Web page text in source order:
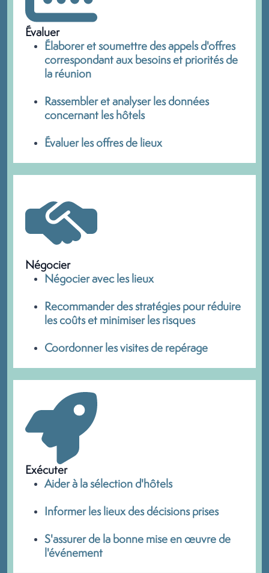
Évaluer
Élaborer et soumettre des appels d'offres
correspondant aux besoins et priorités de
la réunion
Rassembler et analyser les données
concernant les hôtels
Évaluer les offres de lieux
Négocier
Négocier avec les lieux
Recommander des stratégies pour réduire
les coûts et minimiser les risques
Coordonner les visites de repérage
Exécuter
Aider à la sélection d'hôtels
Informer les lieux des décisions prises
S'assurer de la bonne mise en œuvre de
l'événement